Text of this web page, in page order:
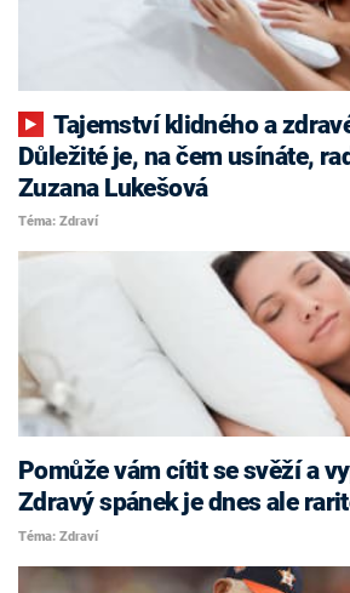
Tajemství klidného a zdravého spánku?
Důležité je, na čem usínáte,
Zuzana Lukešová
Téma: Zdraví
Pomůže vám cítit se svěží a
Zdravý spánek je dnes ale
Téma: Zdraví